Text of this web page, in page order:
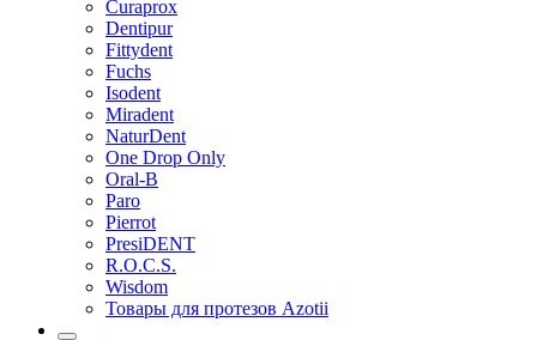
Curaprox
Dentipur
Fittydent
Fuchs
Isodent
Miradent
NaturDent
One Drop Only
Oral-B
Paro
Pierrot
PresiDENT
R.O.C.S.
Wisdom
Товары для протезов Azotii